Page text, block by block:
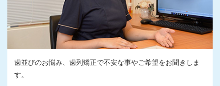
歯並びのお悩み、歯列矯正で不安な事やご希望をお聞きしま
す。